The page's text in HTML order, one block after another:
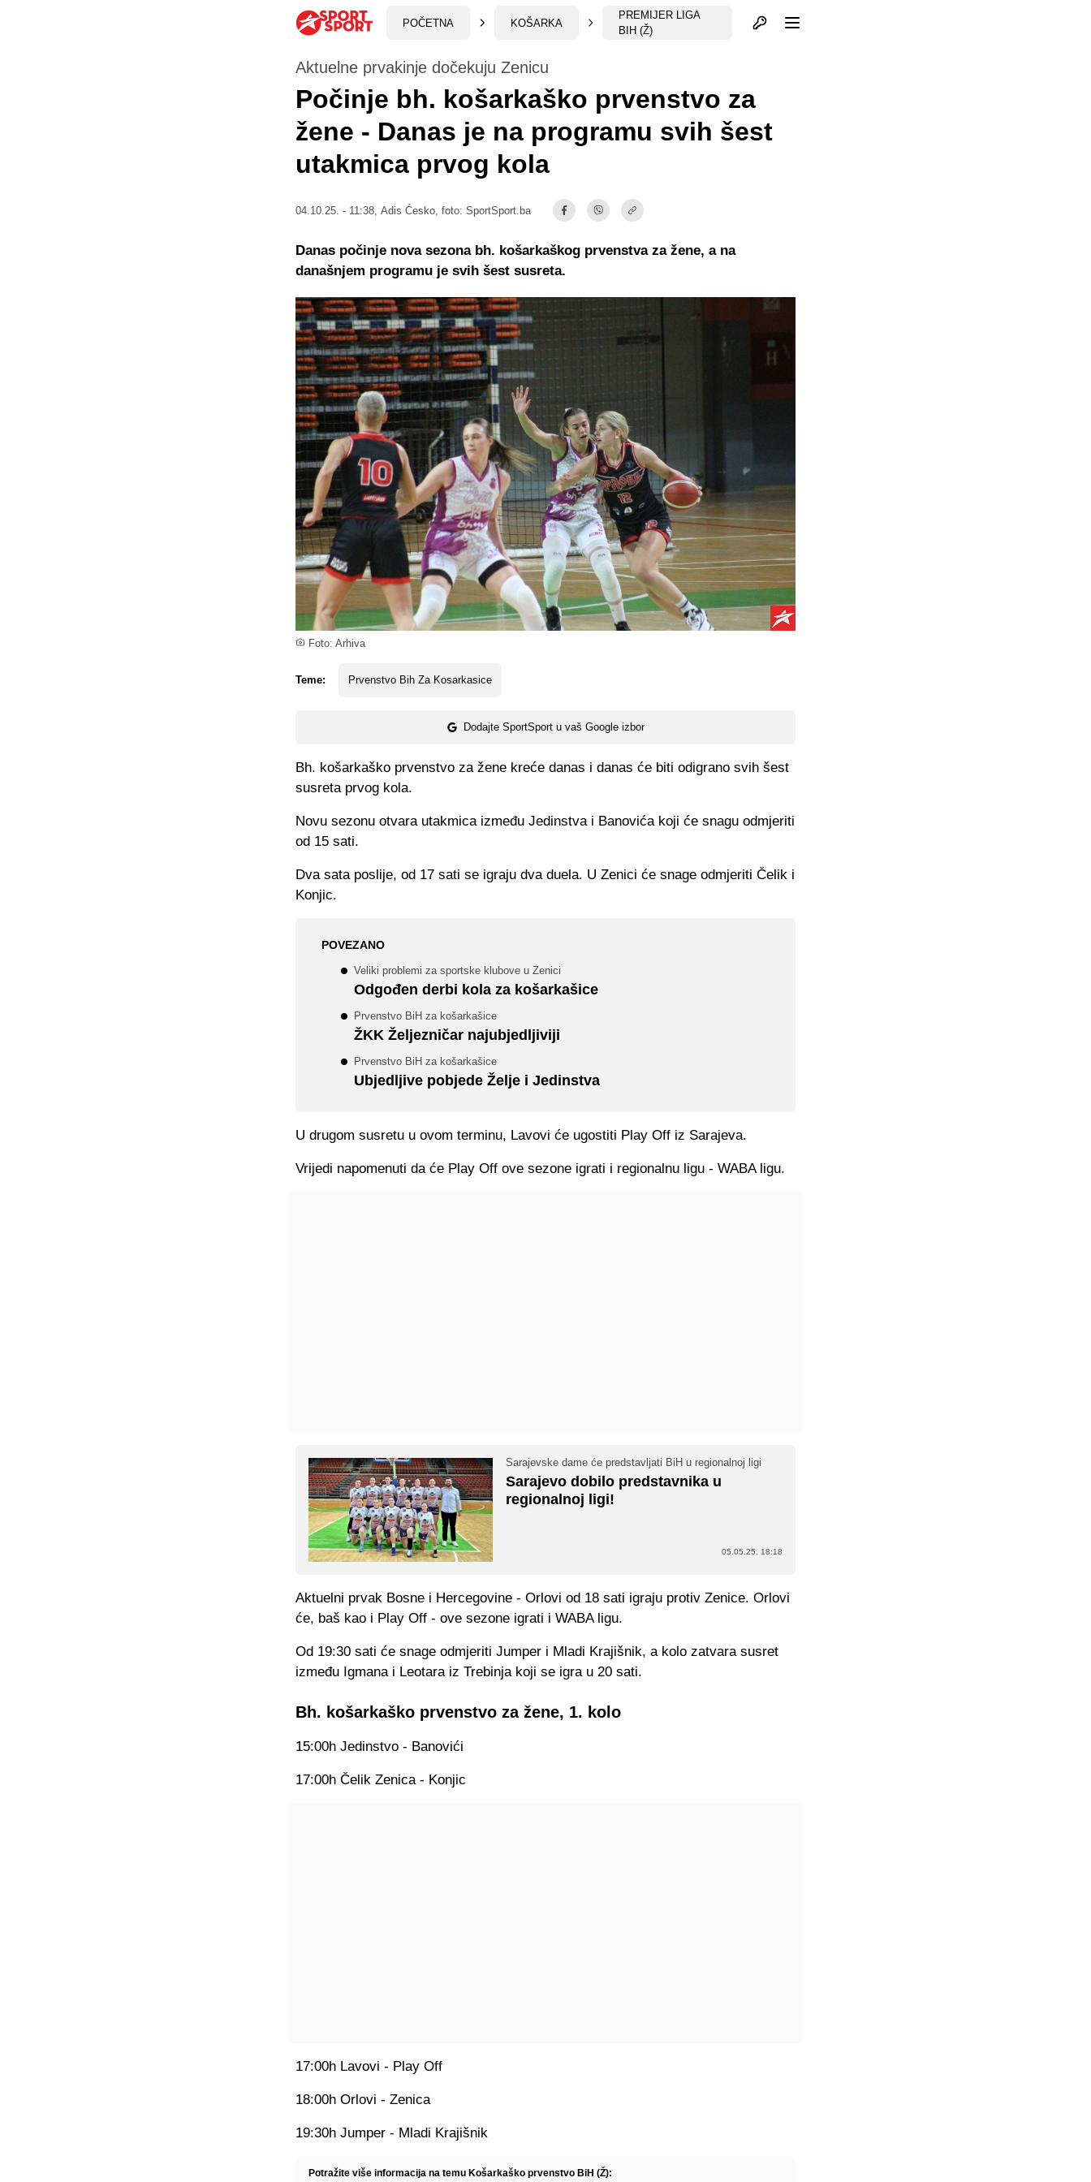
POČETNA KOŠARKA
PREMIJER LIGA
BIH (Ž)
Otvori profil
Foto: Arhiva
Aktuelne prvakinje dočekuju Zenicu
Počinje bh. košarkaško prvenstvo za
žene - Danas je na programu svih šest
utakmica prvog kola
04.10.25. - 11:38, Adis Ćesko , foto: SportSport.ba
Teme: Prvenstvo Bih Za Kosarkasice
Dodajte SportSport u vaš Google izbor
Danas počinje nova sezona bh. košarkaškog prvenstva za žene, a na
današnjem programu je svih šest susreta.
Bh. košarkaško prvenstvo za žene kreće danas i danas će biti odigrano svih šest
susreta prvog kola.
Novu sezonu otvara utakmica između Jedinstva i Banovića koji će snagu odmjeriti
od 15 sati.
Dva sata poslije, od 17 sati se igraju dva duela. U Zenici će snage odmjeriti Čelik i
Konjic.
POVEZANO
Veliki problemi za sportske klubove u Zenici
Odgođen derbi kola za košarkašice
Prvenstvo BiH za košarkašice
ŽKK Željezničar najubjedljiviji
Prvenstvo BiH za košarkašice
Ubjedljive pobjede Želje i Jedinstva
U drugom susretu u ovom terminu, Lavovi će ugostiti Play Off iz Sarajeva.
Vrijedi napomenuti da će Play Off ove sezone igrati i regionalnu ligu - WABA ligu.
Sarajevske dame će predstavljati BiH u regionalnoj ligi
Sarajevo dobilo predstavnika u
regionalnoj ligi!
05.05.25. 18:18
Aktuelni prvak Bosne i Hercegovine - Orlovi od 18 sati igraju protiv Zenice. Orlovi
će, baš kao i Play Off - ove sezone igrati i WABA ligu.
Od 19:30 sati će snage odmjeriti Jumper i Mladi Krajišnik, a kolo zatvara susret
između Igmana i Leotara iz Trebinja koji se igra u 20 sati.
Bh. košarkaško prvenstvo za žene, 1. kolo
15:00h Jedinstvo - Banovići
17:00h Čelik Zenica - Konjic
17:00h Lavovi - Play Off
18:00h Orlovi - Zenica
19:30h Jumper - Mladi Krajišnik
Potražite više informacija na temu Košarkaško prvenstvo BiH (Ž):